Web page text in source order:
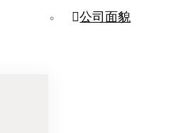
公司面貌